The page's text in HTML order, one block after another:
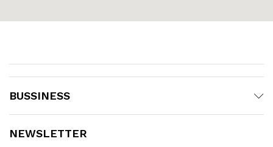
BUSSINESS
NEWSLETTER